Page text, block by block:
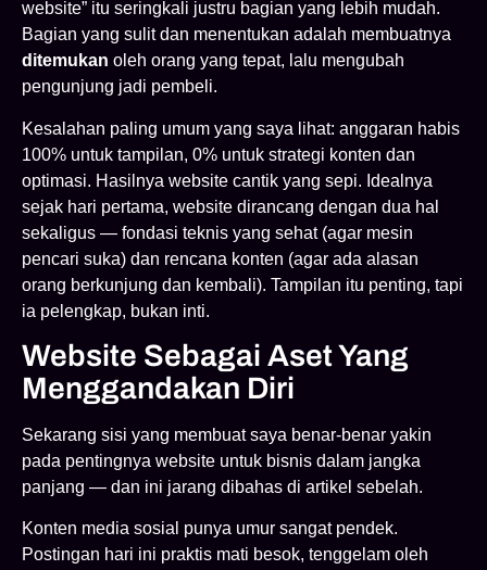
website” itu seringkali justru bagian yang lebih mudah.
Bagian yang sulit dan menentukan adalah membuatnya
ditemukan oleh orang yang tepat, lalu mengubah
pengunjung jadi pembeli.
Kesalahan paling umum yang saya lihat: anggaran habis
100% untuk tampilan, 0% untuk strategi konten dan
optimasi. Hasilnya website cantik yang sepi. Idealnya
sejak hari pertama, website dirancang dengan dua hal
sekaligus — fondasi teknis yang sehat (agar mesin
pencari suka) dan rencana konten (agar ada alasan
orang berkunjung dan kembali). Tampilan itu penting, tapi
ia pelengkap, bukan inti.
Website Sebagai Aset Yang
Menggandakan Diri
Sekarang sisi yang membuat saya benar-benar yakin
pada pentingnya website untuk bisnis dalam jangka
panjang — dan ini jarang dibahas di artikel sebelah.
Konten media sosial punya umur sangat pendek.
Postingan hari ini praktis mati besok, tenggelam oleh